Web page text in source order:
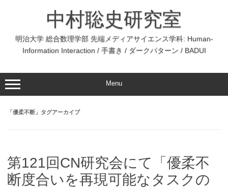
中村聡史研究室
明治大学 総合数理学部 先端メディアサイエンス学科: Human-
Information Interaction / 手書き / ダークパターン / BADUI
Menu
「優柔不断 」タグアーカイブ
第121回CN研究会にて「優柔不
断度合いを再現可能なタスクの